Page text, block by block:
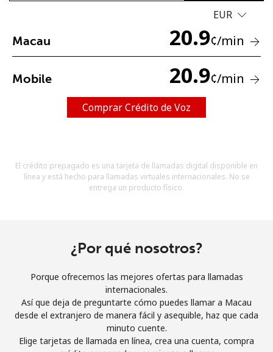
No se ha creado una contraseña
Un número
Mantente en contacto para recibir nuestras mejores
¡Hola!
EUR
Macau 20.9¢/min
Mobile 20.9¢/min
Comprar Crédito de Voz
El crédito prepagado es una tarjeta de llamadas digital disponible en
línea y está hecho para llamadas virtuales internacionales. No se
entrega un producto físico.
¿Por qué nosotros?
Porque ofrecemos las mejores ofertas para llamadas
internacionales.
Así que deja de preguntarte cómo puedes llamar a Macau
desde el extranjero de manera fácil y asequible, haz que cada
minuto cuente.
Elige tarjetas de llamada en línea, crea una cuenta, compra